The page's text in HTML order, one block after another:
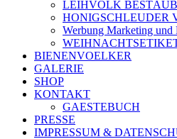
LEIHVOLK
HONIGSCHLEUDER
Werbung Marketing und
BIENENVOELKER
GALERIE
SHOP
KONTAKT
GAESTEBUCH
PRESSE
IMPRESSUM &